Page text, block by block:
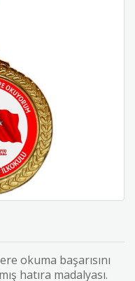
okuma başarısını
hatıra madalyası.